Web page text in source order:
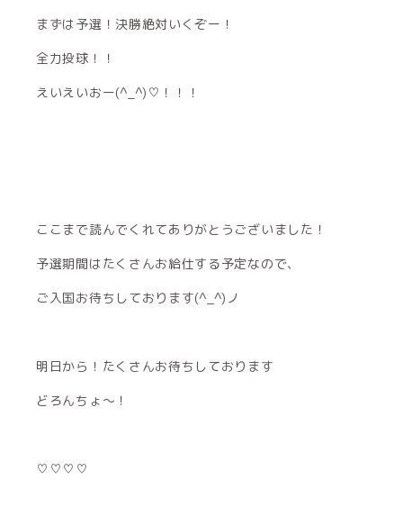
まずは予選！決勝絶対いくぞー！
全力投球！！
えいえいおー(^_^)♡！！！
ここまで読んでくれてありがとうございました！
予選期間はたくさんお給仕する予定なので、
ご入国お待ちしております(^_^)ノ
明日から！たくさんお待ちしております
どろんちょ〜！
♡♡♡♡